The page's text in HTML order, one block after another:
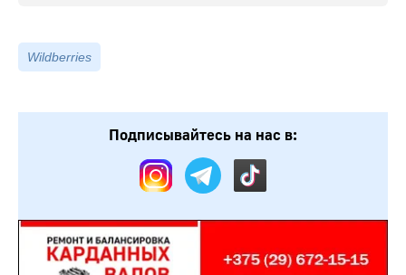
Wildberries
Подписывайтесь на нас в: